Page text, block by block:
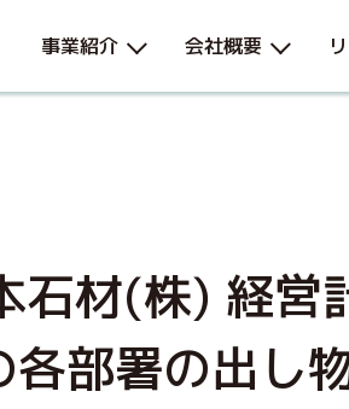
事業紹介 会社概要
石材(株) 経
部署の出し